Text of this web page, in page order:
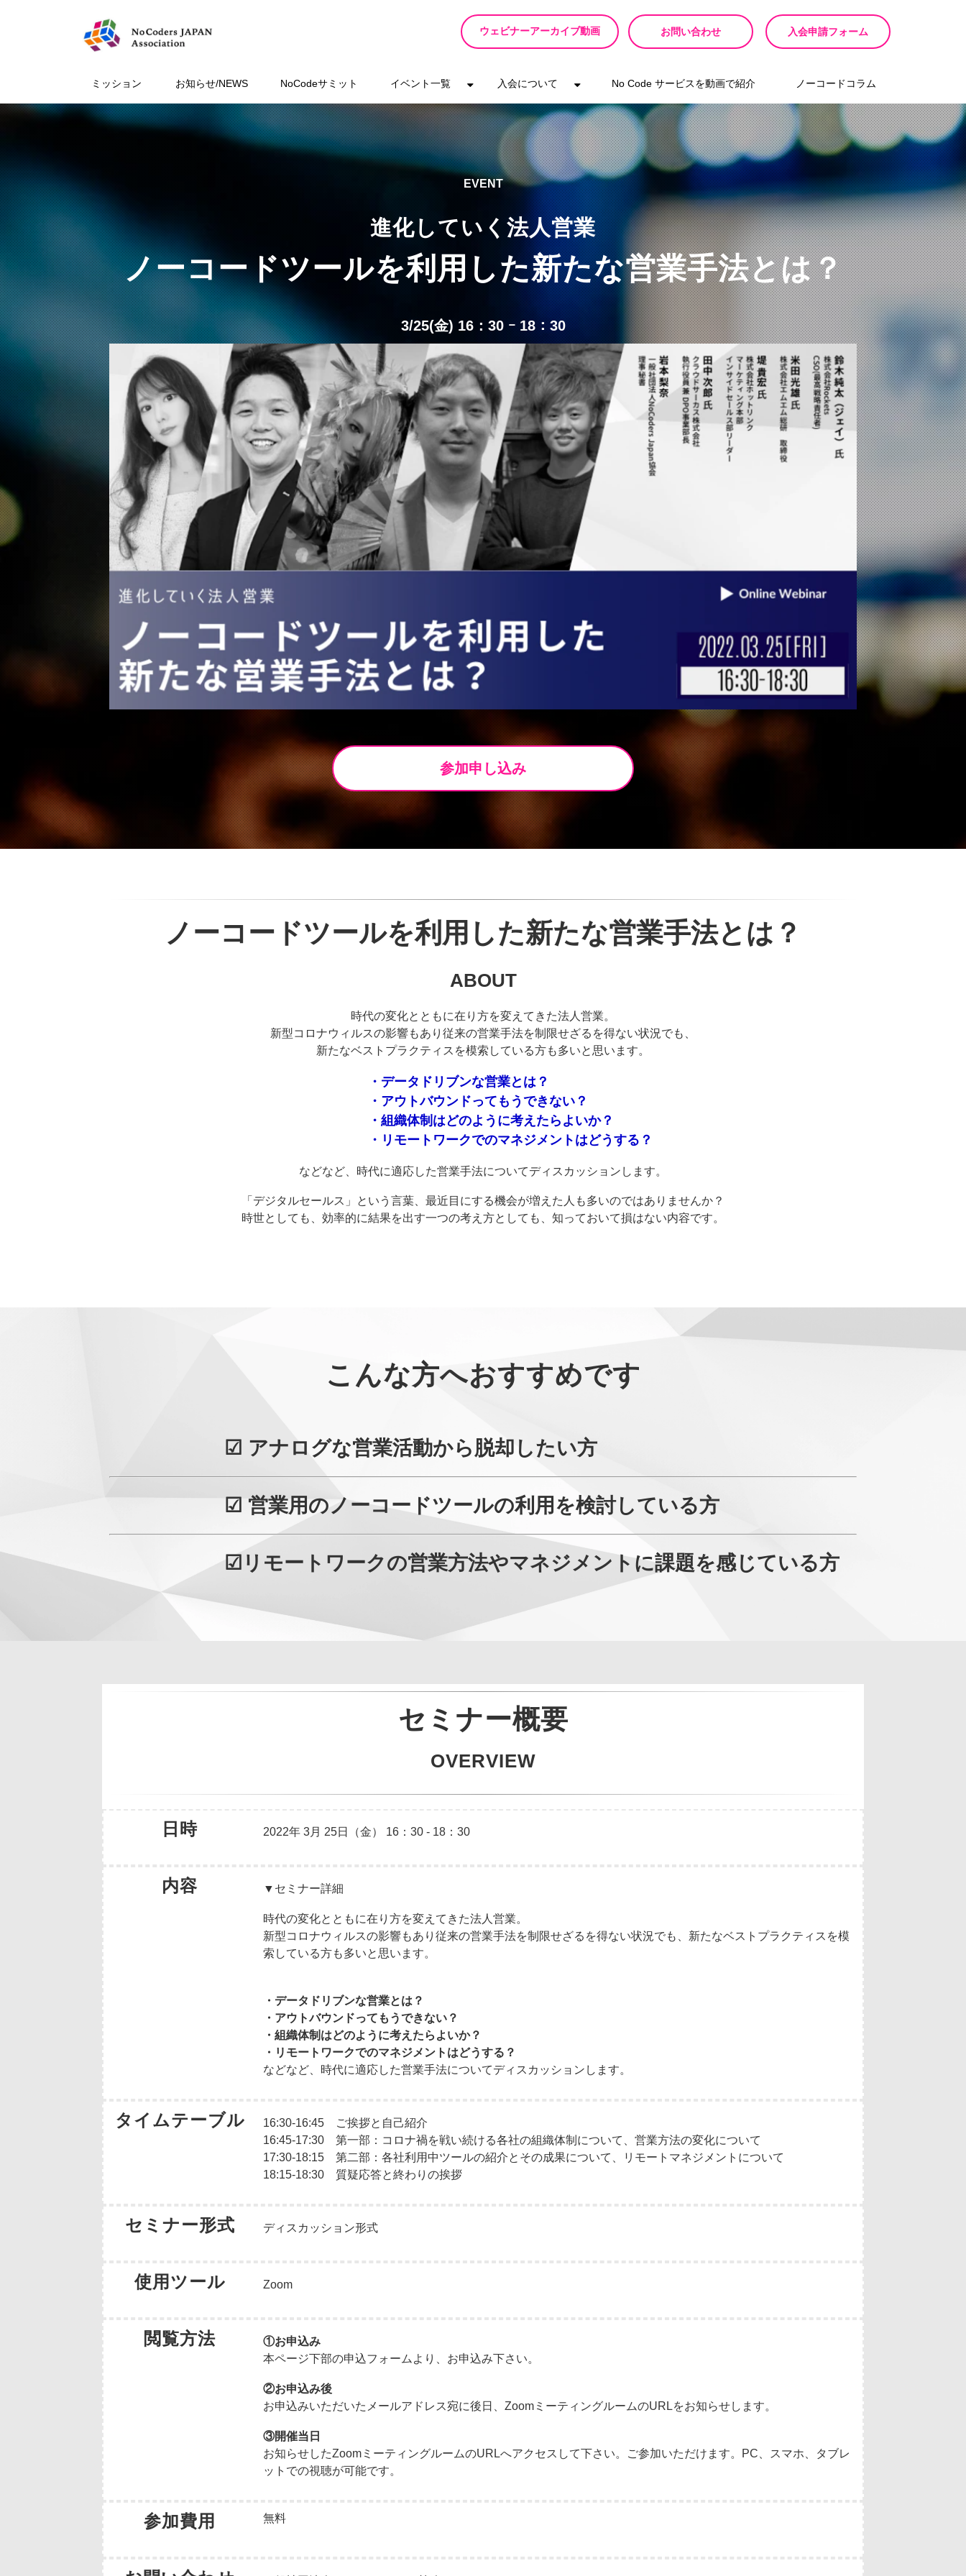
ウェビナーアーカイブ動画 お問い合わせ 入会申請フォーム
ミッション お知らせ/NEWS NoCodeサミット イベント一覧 入会について No Code サービスを動画で紹介 ノーコードコラム
EVENT
進化していく法人営業
ノーコードツールを利用した新たな営業手法とは？
3/25(金) 16：30 ｰ 18：30
参加申し込み
ノーコードツールを利用した新たな営業手法とは？
ABOUT
時代の変化とともに在り方を変えてきた法人営業。
新型コロナウィルスの影響もあり従来の営業手法を制限せざるを得ない状況でも、
新たなベストプラクティスを模索している方も多いと思います。
・データドリブンな営業とは？
・アウトバウンドってもうできない？
・組織体制はどのように考えたらよいか？
・リモートワークでのマネジメントはどうする？
などなど、時代に適応した営業手法についてディスカッションします。
「デジタルセールス」という言葉、最近目にする機会が増えた人も多いのではありませんか？
時世としても、効率的に結果を出す一つの考え方としても、知っておいて損はない内容です。
こんな方へおすすめです
☑ アナログな営業活動から脱却したい方
☑ 営業用のノーコードツールの利用を検討している方
☑リモートワークの営業方法やマネジメントに課題を感じている方
セミナー概要
OVERVIEW
日時 2022年 3月 25日（金） 16：30 - 18：30
内容 ▼セミナー詳細
時代の変化とともに在り方を変えてきた法人営業。
新型コロナウィルスの影響もあり従来の営業手法を制限せざるを得ない状況でも、新たなベストプラクティスを模
索している方も多いと思います。
・データドリブンな営業とは？
・アウトバウンドってもうできない？
・組織体制はどのように考えたらよいか？
・リモートワークでのマネジメントはどうする？
などなど、時代に適応した営業手法についてディスカッションします。
タイムテーブル
16:30-16:45 ご挨拶と自己紹介
16:45-17:30 第一部：コロナ禍を戦い続ける各社の組織体制について、営業方法の変化について
17:30-18:15 第二部：各社利用中ツールの紹介とその成果について、リモートマネジメントについて
18:15-18:30 質疑応答と終わりの挨拶
セミナー形式 ディスカッション形式
使用ツール Zoom
閲覧方法
①お申込み
本ページ下部の申込フォームより、お申込み下さい。
②お申込み後
お申込みいただいたメールアドレス宛に後日、ZoomミーティングルームのURLをお知らせします。
③開催当日
お知らせしたZoomミーティングルームのURLへアクセスして下さい。ご参加いただけます。PC、スマホ、タブレ
ットでの視聴が可能です。
参加費用 無料